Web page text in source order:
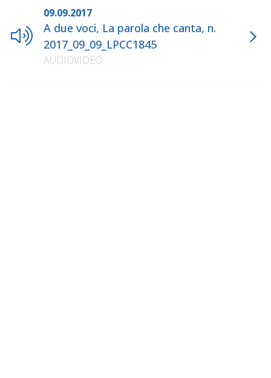
09.09.2017
A due voci, La parola che canta, n.
2017_09_09_LPCC1845
AUDIOVIDEO